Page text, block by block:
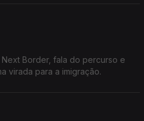
Border, fala do percurso e
virada para a imigração.